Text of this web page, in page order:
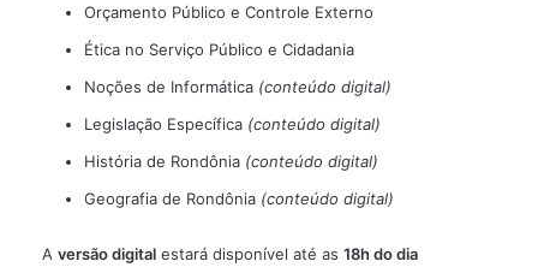
Orçamento Público e Controle Externo
Ética no Serviço Público e Cidadania
Noções de Informática (conteúdo digital)
Legislação Específica (conteúdo digital)
História de Rondônia (conteúdo digital)
Geografia de Rondônia (conteúdo digital)
A versão digital estará disponível até as 18h do dia